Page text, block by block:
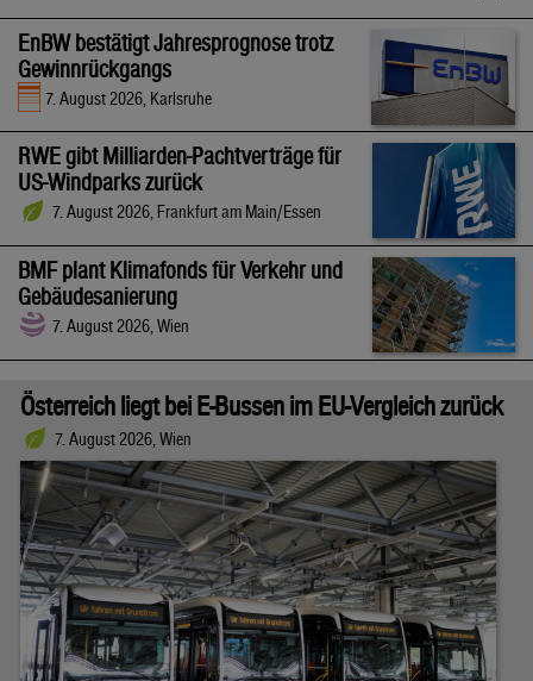
EnBW bestätigt Jahresprognose trotz
Gewinnrückgangs
7. August 2026, Karlsruhe
RWE gibt Milliarden-Pachtverträge für
US-Windparks zurück
7. August 2026, Frankfurt am Main/Essen
BMF plant Klimafonds für Verkehr und
Gebäudesanierung
7. August 2026, Wien
Österreich liegt bei E-Bussen im EU-Vergleich zurück
7. August 2026, Wien